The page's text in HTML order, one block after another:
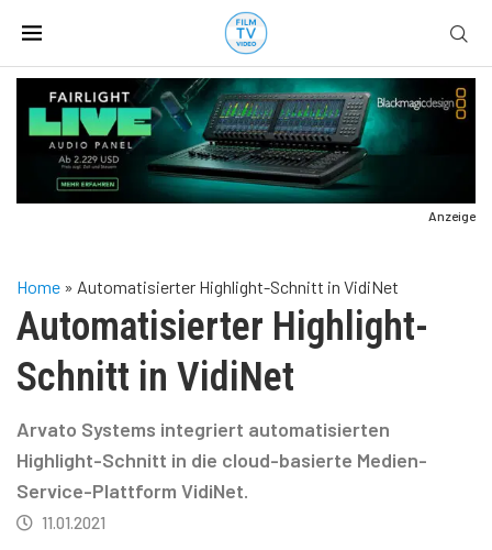
Anzeige
Home » Automatisierter Highlight-Schnitt in VidiNet
Automatisierter Highlight-
Schnitt in VidiNet
Arvato Systems integriert automatisierten
Highlight-Schnitt in die cloud-basierte Medien-
Service-Plattform VidiNet.
11.01.2021